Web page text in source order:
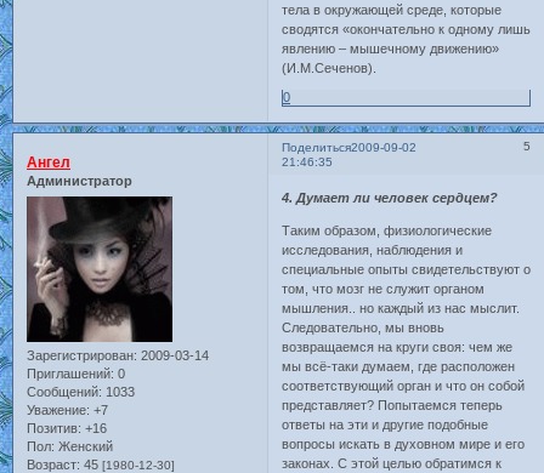
тела в окружающей среде, которые
сводятся «окончательно к одному лишь
явлению – мышечному движению»
(И.М.Сеченов).
0
Поделиться 5
2009-09-02
21:46:35
Ангел
Администратор
Зарегистрирован: 2009-03-14
Приглашений: 0
Сообщений: 1033
Уважение: +7
Позитив: +16
Пол: Женский
Возраст: 45 [1980-12-30]
4. Думает ли человек сердцем?
Таким образом, физиологические
исследования, наблюдения и
специальные опыты свидетельствуют о
том, что мозг не служит органом
мышления.. но каждый из нас мыслит.
Следовательно, мы вновь
возвращаемся на круги своя: чем же
мы всё-таки думаем, где расположен
соответствующий орган и что он собой
представляет? Попытаемся теперь
ответы на эти и другие подобные
вопросы искать в духовном мире и его
законах. С этой целью обратимся к